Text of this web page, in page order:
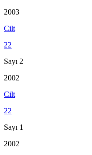
2003
Cilt
22
Sayı 2
2002
Cilt
22
Sayı 1
2002